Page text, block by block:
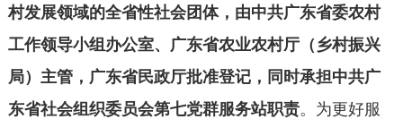
村发展领域的全省性社会团体，由中共广东省委农村
工作领导小组办公室、广东省农业农村厅（乡村振兴
局）主管，广东省民政厅批准登记，同时承担中共广
东省社会组织委员会第七党群服务站职责。为更好服